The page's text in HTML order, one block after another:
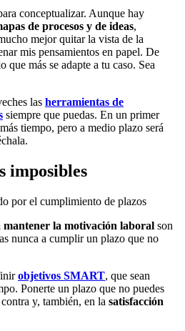
conceptualizar. Aunque hay
de procesos y de ideas,
mejor quitar la vista de la
mis pensamientos en papel. De
que más se adapte a tu caso. Sea
las herramientas de
siempre que puedas. En un primer
tiempo, pero a medio plazo será
imposibles
mantener la motivación laboral son
nunca a cumplir un plazo que no
objetivos SMART, que sean
Ponerte un plazo que no puedes
y, también, en la satisfacción